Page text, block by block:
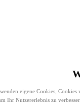
eigene Cookies,
Ihr Nutzererlebnis zu